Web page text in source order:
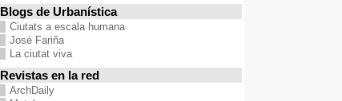
Blogs de Urbanística
Ciutats a escala humana
José Fariña
La ciutat viva
Revistas en la red
ArchDaily